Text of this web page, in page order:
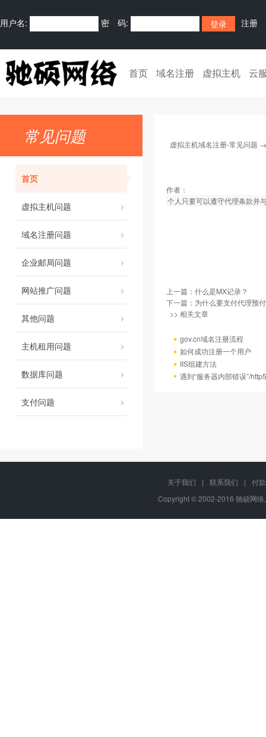
用户名: 密 码: 注册
首页 域名注册 虚拟主机 云
常见问题
首页
虚拟主机问题
域名注册问题
企业邮局问题
网站推广问题
其他问题
主机租用问题
数据库问题
支付问题
虚拟主机域名注册-常见问题
作者：
个人只要可以遵守代理条款并
上一篇： 什么是MX记录？
下一篇： 为什么要支付代理预
>> 相关文章
gov.cn域名注册流程
如何成功注册一个用户
IIS组建方法
遇到“服务器内部错误”/
关于我们 | 联系我们 |
付
Copyright © 2002-2016 驰硕网